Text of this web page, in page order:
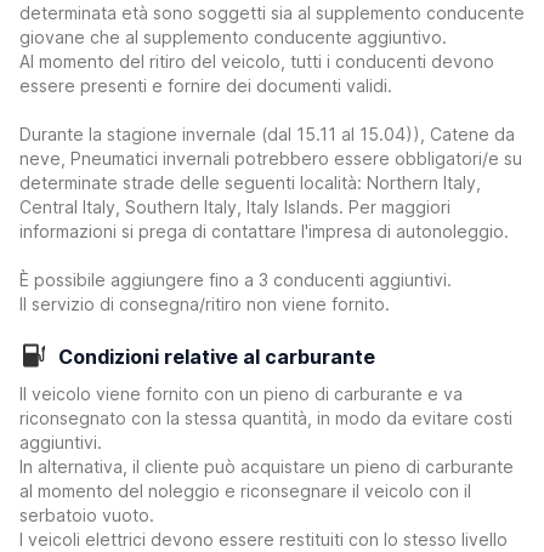
determinata età sono soggetti sia al supplemento conducente
giovane che al supplemento conducente aggiuntivo.
Al momento del ritiro del veicolo, tutti i conducenti devono
essere presenti e fornire dei documenti validi.
Durante la stagione invernale (dal 15.11 al 15.04)), Catene da
neve, Pneumatici invernali potrebbero essere obbligatori/e su
determinate strade delle seguenti località: Northern Italy,
Central Italy, Southern Italy, Italy Islands. Per maggiori
informazioni si prega di contattare l'impresa di autonoleggio.
È possibile aggiungere fino a 3 conducenti aggiuntivi.
Il servizio di consegna/ritiro non viene fornito.
Condizioni relative al carburante
Il veicolo viene fornito con un pieno di carburante e va
riconsegnato con la stessa quantità, in modo da evitare costi
aggiuntivi.
In alternativa, il cliente può acquistare un pieno di carburante
al momento del noleggio e riconsegnare il veicolo con il
serbatoio vuoto.
I veicoli elettrici devono essere restituiti con lo stesso livello